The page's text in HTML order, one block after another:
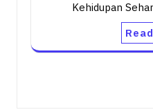
Kehidupan